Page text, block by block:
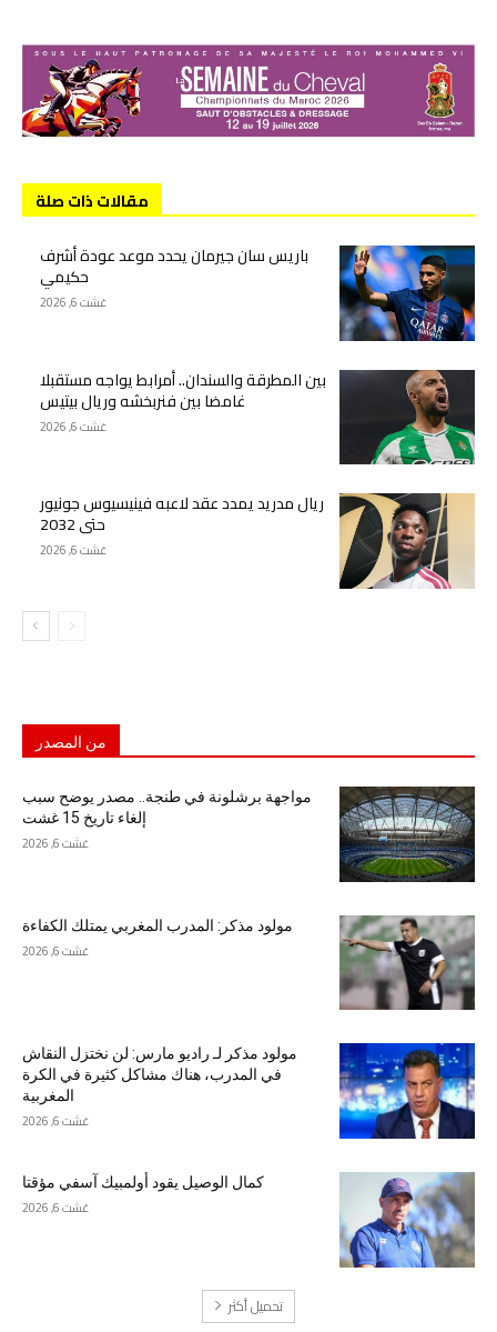
مقالات ذات صلة
باريس سان جيرمان يحدد موعد عودة أشرف
حكيمي
غشت 6, 2026
بين المطرقة والسندان.. أمرابط يواجه مستقبلا
غامضا بين فنربخشه وريال بيتيس
غشت 6, 2026
ريال مدريد يمدد عقد لاعبه فينيسيوس جونيور
حتى 2032
غشت 6, 2026
من المصدر
مواجهة برشلونة في طنجة.. مصدر يوضح سبب
إلغاء تاريخ 15 غشت
غشت 6, 2026
مولود مذكر: المدرب المغربي يمتلك الكفاءة
غشت 6, 2026
مولود مذكر لـ راديو مارس: لن نختزل النقاش
في المدرب، هناك مشاكل كثيرة في الكرة
المغربية
غشت 6, 2026
كمال الوصيل يقود أولمبيك آسفي مؤقتا
غشت 6, 2026
تحميل أكثر